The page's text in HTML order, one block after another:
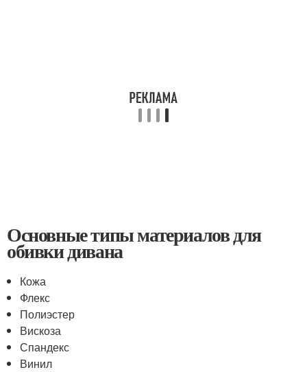
Основные типы материалов для
обивки дивана
Кожа
Флекс
Полиэстер
Вискоза
Спандекс
Винил